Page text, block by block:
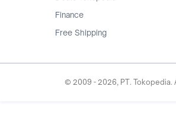
Finance
Free Shipping
© 2009 - 2026, PT. Tokopedia.